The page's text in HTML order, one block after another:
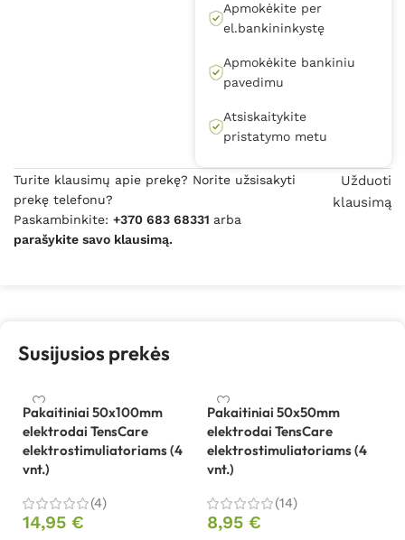
Apmokėkite per
el.bankininkystę
Apmokėkite bankiniu
pavedimu
Atsiskaitykite
pristatymo metu
Turite klausimų apie prekę? Norite užsisakyti
prekę telefonu?
Paskambinkite: +370 683 68331 arba
parašykite savo klausimą.
Užduoti
klausimą
Susijusios prekės
Pakaitiniai 50x100mm
elektrodai TensCare
elektrostimuliatoriams (4
vnt.)
(4)
14,95 €
Pakaitiniai 50x50mm
elektrodai TensCare
elektrostimuliatoriams (4
vnt.)
(14)
8,95 €